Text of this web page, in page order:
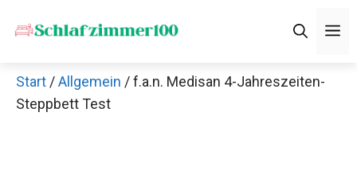
Inhalt
Start /Allgemein / f.a.n. Medisan 4-Jahreszeiten-
Steppbett Test